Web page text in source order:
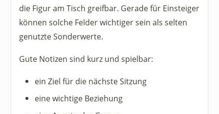
die Figur am Tisch greifbar. Gerade für Einsteiger
können solche Felder wichtiger sein als selten
genutzte Sonderwerte.
Gute Notizen sind kurz und spielbar:
ein Ziel für die nächste Sitzung
eine wichtige Beziehung